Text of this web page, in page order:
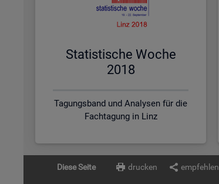
Sta­tis­ti­sche Woche
2018
Tagungsband und Analysen für die
Fachtagung in Linz
Diese Seite drucken empfehlen